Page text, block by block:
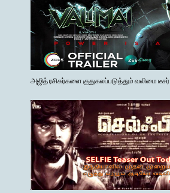
அஜித் ரசிகர்களை குதுகலப்படுத்தும் வலிமை டீசர்